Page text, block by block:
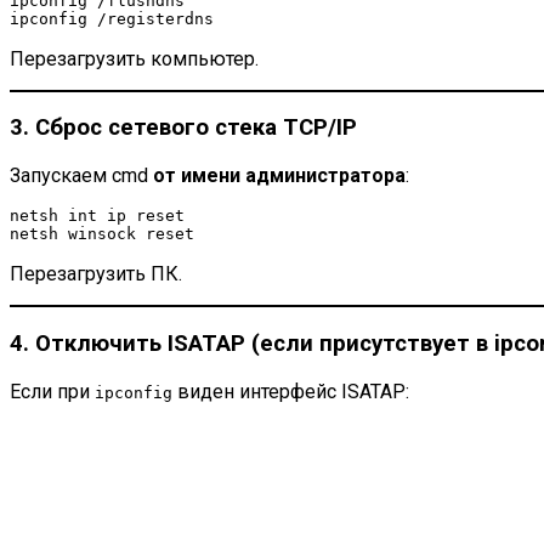
Перезагрузить компьютер.
3. Сброс сетевого стека TCP/IP
Запускаем cmd от имени администратора:
netsh int ip reset
Перезагрузить ПК.
4. Отключить ISATAP (если присутствует в
Если при ipconfig виден интерфейс ISATAP: